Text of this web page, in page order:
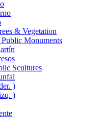
& Vegetation
Monuments
Scultures
)
)